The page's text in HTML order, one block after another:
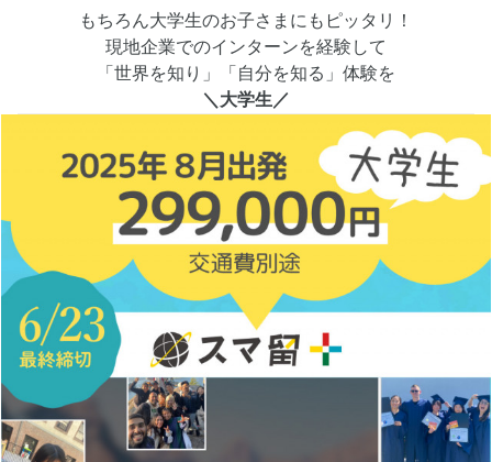
もちろん大学生のお子さまにもピッタリ！
現地企業でのインターンを経験して
「世界を知り」「自分を知る」体験を
＼ 大学生／